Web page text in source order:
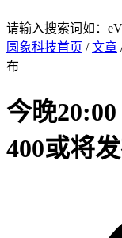
请输入搜索词如：
圆象科技首页 /文章
布
今晚
400或将